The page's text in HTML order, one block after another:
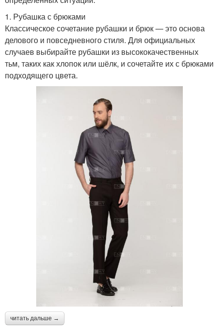
1. Рубашка с брюками
Классическое сочетание рубашки и брюк — это основа
делового и повседневного стиля. Для официальных
случаев выбирайте рубашки из высококачественных
тьм, таких как хлопок или шёлк, и сочетайте их с брюками
подходящего цвета.
читать дальше →